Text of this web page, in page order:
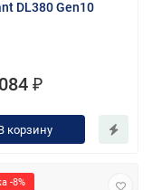
DL380 Gen10
₽
корзину
-8%